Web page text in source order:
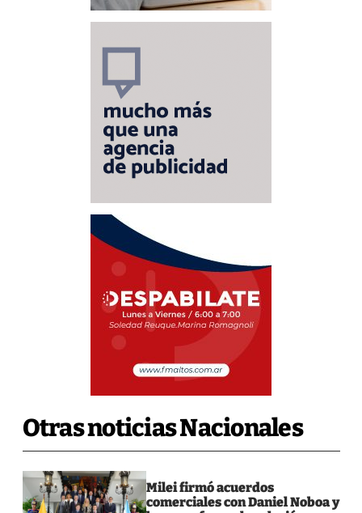
Otras noticias Nacionales
Milei firmó acuerdos
comerciales con Daniel Noboa y